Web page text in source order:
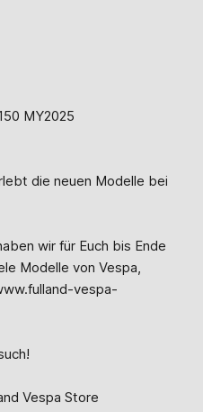
MY2025
die neuen Modelle bei
wir für Euch bis Ende
Modelle von Vespa,
vespa-
Vespa Store